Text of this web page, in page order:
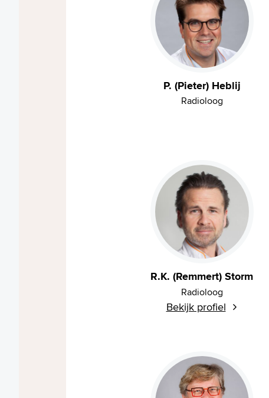
P. (Pieter) Heblij
Radioloog
R.K. (Remmert) Storm
Radioloog
Bekijk profiel